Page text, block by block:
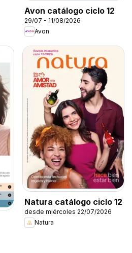
Avon catálogo ciclo 12
29/07 - 11/08/2026
Avon
Natura catálogo ciclo 12
desde miércoles 22/07/2026
Natura